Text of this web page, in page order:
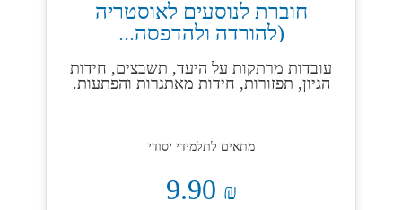
חוברת לנוסעים לאוסטריה
(להורדה ולהדפסה...
עובדות מרתקות על היעד, תשבצים, חידות
הגיון, תפזורות, חידות מאתגרות והפתעות.
מתאים לתלמידי יסודי
₪